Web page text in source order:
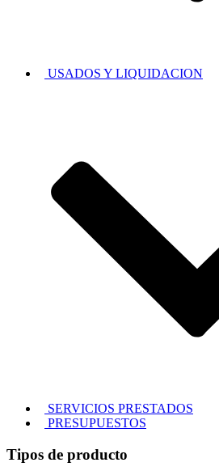
USADOS Y LIQUIDACION
SERVICIOS PRESTADOS
PRESUPUESTOS
Tipos de producto